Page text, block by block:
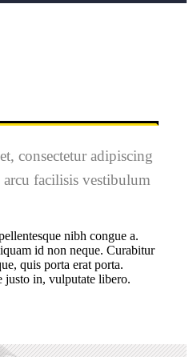
consectetur adipiscing
facilisis vestibulum
nibh congue a.
id non neque. Curabitur
quis porta erat porta.
justo in, vulputate libero.